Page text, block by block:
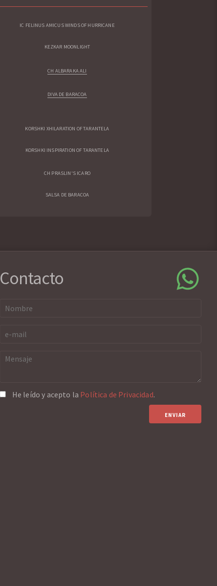
IC FELINUS AMICUS WINDS OF HURRICANE
KEZKAR MOONLIGHT
CH ALBARAKA ALI
DIVA DE BARACOA
KORSHKI XHILARATION OF TARANTELA
KORSHKI INSPIRATION OF TARANTELA
CH PRASLIN'S ICARO
SALSA DE BARACOA
Contacto
He leído y acepto la Política de Privacidad.
ENVIAR